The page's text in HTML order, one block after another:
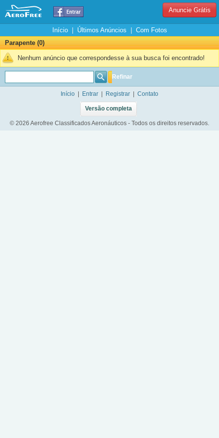
Anuncie Grátis
Início| Últimos Anúncios
Com Fotos
Parapente (0)
Nenhum anúncio que correspondesse à sua busca foi encontrado!
Refinar
Início Entrar Registrar Contato
Versão completa
© 2026 Aerofree Classificados Aeronáuticos - Todos os direitos reservados.